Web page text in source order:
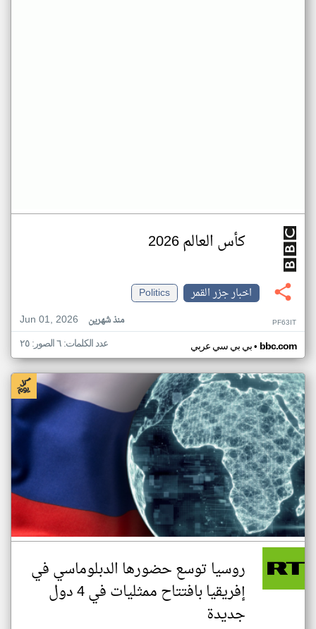
كأس العالم 2026
اخبار جزر القمر
Politics
Jun 01, 2026
منذ شهرين PF63IT
بي بي سي عربي• bbc.com عدد الكلمات: ٦ الصور: ٢٥
روسيا توسع حضورها الدبلوماسي في
إفريقيا بافتتاح ممثليات في 4 دول
جديدة